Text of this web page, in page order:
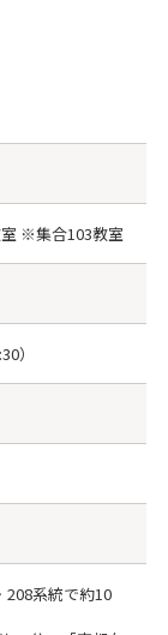
※集合103教室
）
208系統で約10